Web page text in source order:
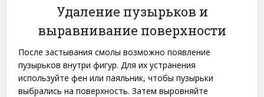
Удаление пузырьков и
выравнивание поверхности
После застывания смолы возможно появление
пузырьков внутри фигур. Для их устранения
используйте фен или паяльник, чтобы пузырьки
выбрались на поверхность. Затем выровняйте